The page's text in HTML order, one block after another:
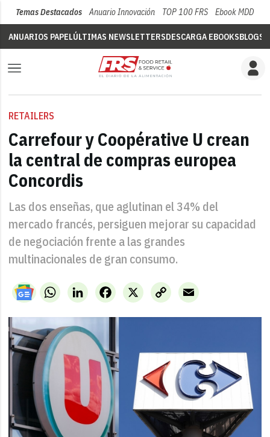
Temas Destacados Anuario Innovación TOP 100 FRS Ebook MDD
ANUARIOS PAPELÚLTIMAS NEWSLETTERSDESCARGA EBOOKSBLOGS
RETAILERS
Carrefour y Coopérative U crean
la central de compras europea
Concordis
Las dos enseñas, que aglutinan el 34% del
mercado francés, persiguen mejorar su capacidad
de negociación frente a las grandes
multinacionales de gran consumo.
WhatsAppLinkedIn X
Facebook
Copy
Link
Email